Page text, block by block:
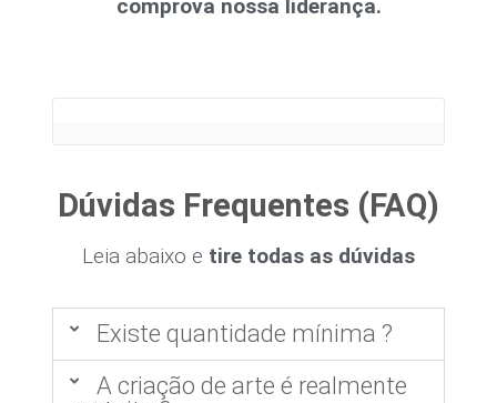
comprova nossa liderança.
Dúvidas Frequentes (FAQ)
Leia abaixo e tire todas as dúvidas
Existe quantidade mínima ?
A criação de arte é realmente